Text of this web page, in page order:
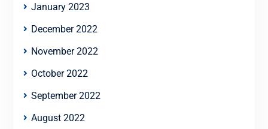
January 2023
December 2022
November 2022
October 2022
September 2022
August 2022